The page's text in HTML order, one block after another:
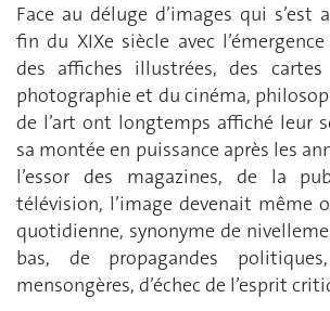
Face au déluge d’images qui s’est
fin du XIXe siècle avec
des affiches illustrées, des
photographie et du cinéma,
de l’art ont longtemps affiché leur
sa montée en puissance après les
l’essor des magazines, de la
télévision, l’image devenait même
quotidienne, synonyme de
bas, de propagandes
mensongères, d’échec de l’esprit